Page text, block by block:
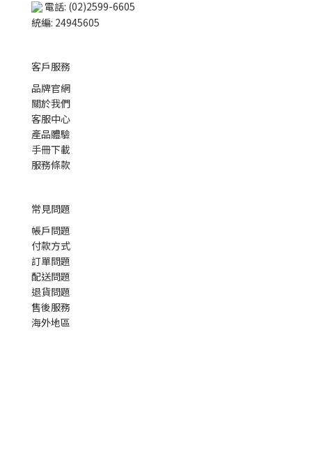
電話: (02)2599-6605
統編: 24945605
客戶服務
品牌官網
關於我們
客服中心
產品體驗
手冊下載
服務條款
常見問題
帳戶問題
付款方式
訂單問題
配送問題
退貨問題
售後服務
海外地區